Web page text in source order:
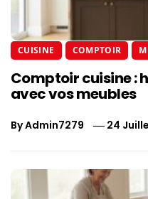
CUISINE COMPTOIR
Comptoir cuisine :
avec vos meubles
ByAdmin7279 24